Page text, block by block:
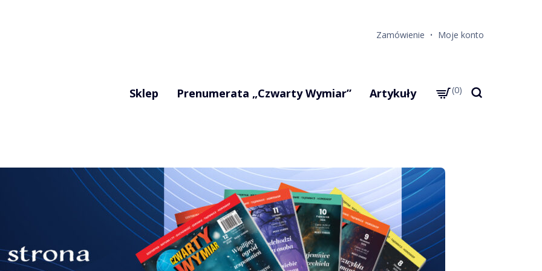
Zamówienie Moje konto
Sklep Prenumerata „Czwarty Wymiar” Artykuły 0